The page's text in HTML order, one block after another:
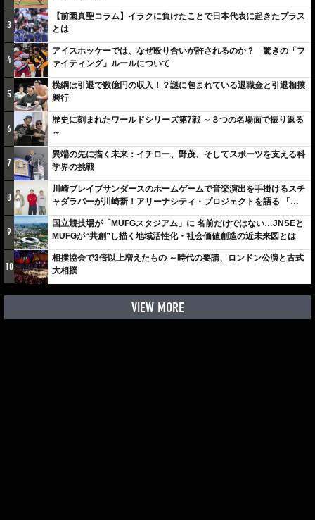
3
【前園真聖コラム】イラクに負けたことで日本代表に起きたプラス
とは
4
アイスホッケーでは、なぜ殴り合いが許されるのか？ 驚きの「フ
ァイティング」ルールについて
5
横綱は引退で数億円の収入！？謎に包まれている退職金と引退相撲
興行
6
歴史に刻まれたワールドシリーズ第7戦 ～３つの名場面で振り返る
～
7
異端の先に描く未来：イチロー、野茂、そしてスポーツを支える科
学界の挑戦
8
川崎ブレイブサンダースのホームゲームで音楽演出を手掛けるスチ
ャダラパーが川崎新！アリーナシティ・プロジェクトを語る 「楽
しみでしかないでしょ。川崎は、ずっと成長曲線だから」
9
国立競技場が「MUFGスタジアム」に 名前だけではない…JNSEと
MUFGが“共創”し描く地域活性化・社会価値創造の近未来図とは
10
相撲協会で3倍以上増えたもの ～時代の要請、ロンドン公演と古式
大相撲
VIEW MORE